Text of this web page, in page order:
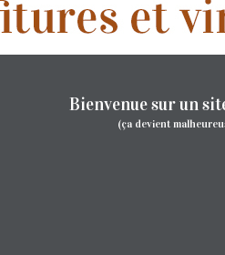
Bienvenue sur un
(ça devient